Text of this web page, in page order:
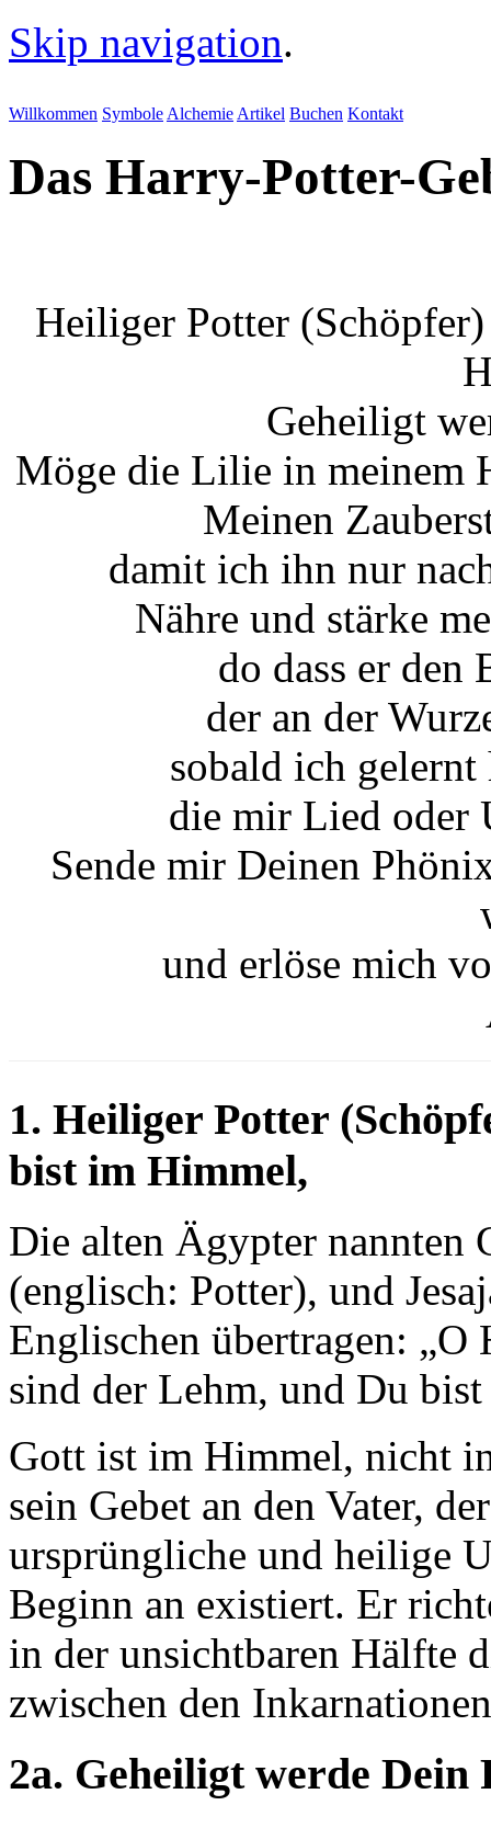
Skip navigation.
Willkommen Symbole Alchemie Artikel Buchen Kontakt
Das Harry-Potter-
Heiliger Potter
Geheiligt
Möge die Lilie in meinem
Meinen
damit ich ihn nur
Nähre und stärke
do dass er den
der an der
sobald ich gelernt
die mir Lied oder
Sende mir Deinen
und erlöse mich
1. Heiliger Potter
bist im Himmel,
Die alten Ägypter nannten
(englisch: Potter), und
Englischen übertragen:
sind der Lehm, und Du
Gott ist im Himmel, nicht
sein Gebet an den Vater,
ursprüngliche und heilige
Beginn an existiert. Er
in der unsichtbaren Hälfte
zwischen den
2a. Geheiligt werde Dein